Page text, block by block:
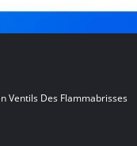
Ventils Des Flammabrisses